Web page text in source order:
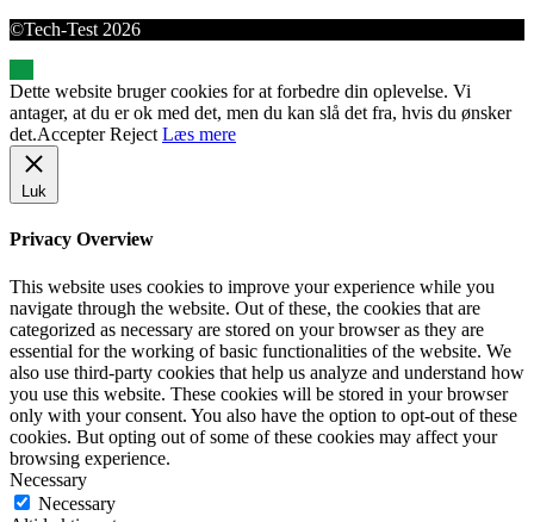
©Tech-Test 2026
Dette website bruger cookies for at forbedre din oplevelse. Vi
antager, at du er ok med det, men du kan slå det fra, hvis du ønsker
det.Accepter Reject Læs mere
Luk
Privacy Overview
This website uses cookies to improve your experience while you
navigate through the website. Out of these, the cookies that are
categorized as necessary are stored on your browser as they are
essential for the working of basic functionalities of the website. We
also use third-party cookies that help us analyze and understand how
you use this website. These cookies will be stored in your browser
only with your consent. You also have the option to opt-out of these
cookies. But opting out of some of these cookies may affect your
browsing experience.
Necessary
Necessary